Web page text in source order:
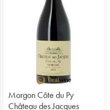
Morgon Côte du Py
Château des Jacques